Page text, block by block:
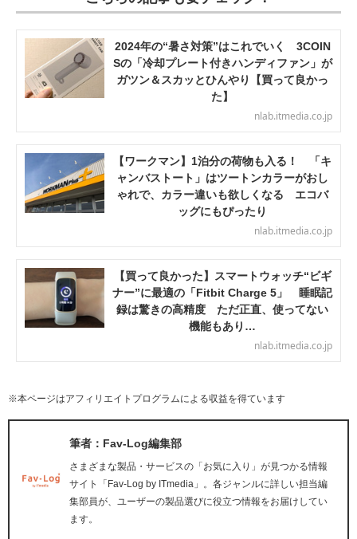
2024年の“暑さ対策”はこれでいく 3COIN
Sの「冷却プレート付きハンディファン」が
ガツン＆スカッとひんやり【買って良かっ
た】
nlab.itmedia.co.jp
【ワークマン】1泊分の荷物も入る！ 「キ
ャンバストート」はツートンカラーがおし
ゃれで、カラー違いも欲しくなる エコバ
ッグにもぴったり
nlab.itmedia.co.jp
【買って良かった】スマートウォッチ“ビギ
ナー”に最適の「Fitbit Charge 5」 睡眠記
録は驚きの高精度 ただ正直、使ってない
機能もあり…
nlab.itmedia.co.jp
※本ページはアフィリエイトプログラムによる収益を得ています
筆者：Fav-Log編集部
さまざまな製品・サービスの「お気に入り」が見つかる情報
サイト「Fav-Log by ITmedia」。各ジャンルに詳しい担当編
集部員が、ユーザーの製品選びに役立つ情報をお届けしてい
ます。